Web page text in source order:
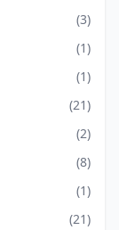
(3)
(1)
(1)
(21)
(2)
(8)
(1)
(21)